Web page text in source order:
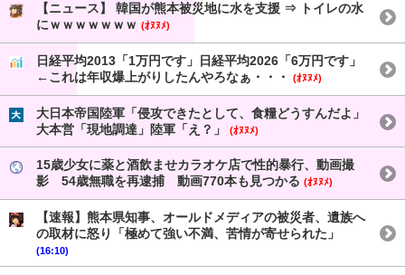
【ニュース】 韓国が熊本被災地に水を支援 ⇒ トイレの水
にｗｗｗｗｗｗｗ (ｵﾇﾇﾒ)
日経平均2013「1万円です」日経平均2026「6万円です」
←これは年収爆上がりしたんやろなぁ・・・
(ｵﾇﾇﾒ)
大日本帝国陸軍「侵攻できたとして、食糧どうすんだよ」
大本営「現地調達」陸軍「え？」
(ｵﾇﾇﾒ)
15歳少女に薬と酒飲ませカラオケ店で性的暴行、動画撮
影 54歳無職を再逮捕 動画770本も見つかる (ｵﾇﾇﾒ)
【速報】熊本県知事、オールドメディアの被災者、遺族へ
の取材に怒り「極めて強い不満、苦情が寄せられた」
(16:10)